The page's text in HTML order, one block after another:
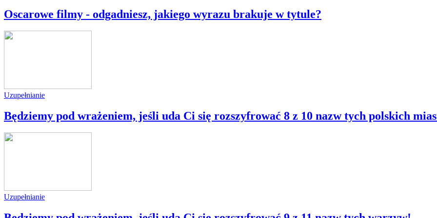
Oscarowe filmy - odgadniesz, jakiego wyrazu brakuje w tytule?
Uzupełnianie
Będziemy pod wrażeniem, jeśli uda Ci się rozszyfrować 8 z 10 nazw tych polskich
Uzupełnianie